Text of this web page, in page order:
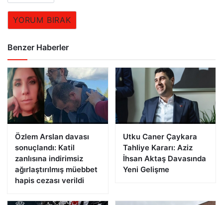
YORUM BIRAK
Benzer Haberler
Özlem Arslan davası
sonuçlandı: Katil
zanlısına indirimsiz
ağırlaştırılmış müebbet
hapis cezası verildi
Utku Caner Çaykara
Tahliye Kararı: Aziz
İhsan Aktaş Davasında
Yeni Gelişme